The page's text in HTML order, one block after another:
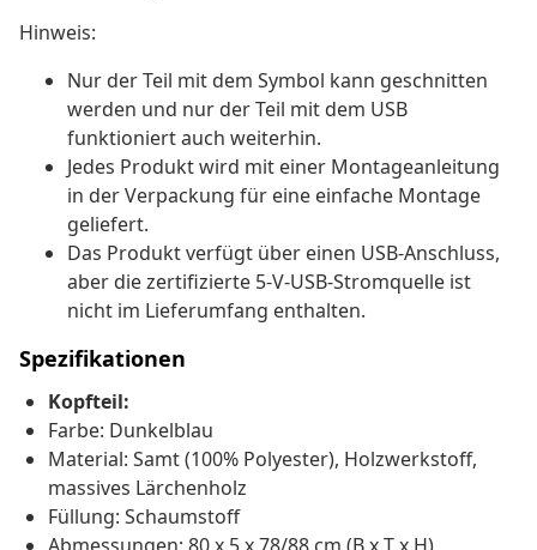
Hinweis:
Nur der Teil mit dem Symbol kann geschnitten
werden und nur der Teil mit dem USB
funktioniert auch weiterhin.
Jedes Produkt wird mit einer Montageanleitung
in der Verpackung für eine einfache Montage
geliefert.
Das Produkt verfügt über einen USB-Anschluss,
aber die zertifizierte 5-V-USB-Stromquelle ist
nicht im Lieferumfang enthalten.
Spezifikationen
Kopfteil:
Farbe: Dunkelblau
Material: Samt (100% Polyester), Holzwerkstoff,
massives Lärchenholz
Füllung: Schaumstoff